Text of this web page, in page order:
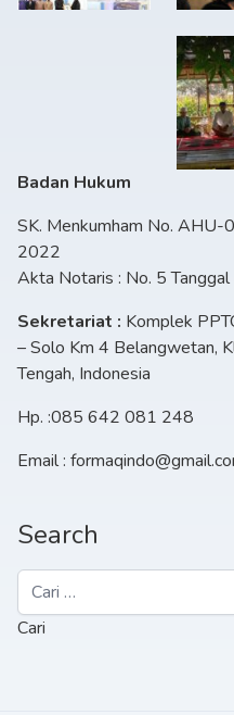
Badan Hukum
SK. Menkumham No.
2022
Akta Notaris : No. 5
Sekretariat : Komplek
– Solo Km 4 Belangwetan,
Tengah, Indonesia
Hp. :085 642 081 248
Email :
Search
Cari
untuk: